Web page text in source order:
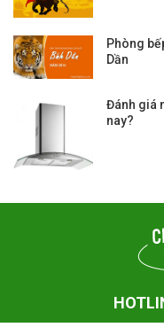
Phòng
Dần
Đánh giá
nay?